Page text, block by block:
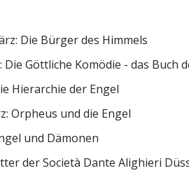
Die Bürger des Himmels
Göttliche Komödie - das Buch
Hierarchie der Engel
Orpheus und die Engel
und Dämonen
der Società Dante Alighieri